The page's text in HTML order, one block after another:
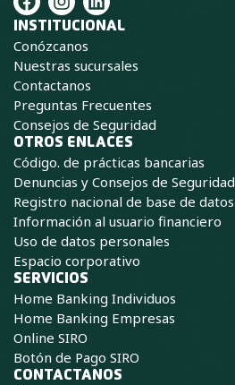
a
c
e
b
o
o
k
n
s
t
a
g
r
a
m
i
n
e
i
n
INSTITUCIONAL
Conózcanos
Nuestras sucursales
Contactanos
Preguntas Frecuentes
Consejos de Seguridad
OTROS ENLACES
Código. de prácticas bancarias
Denuncias y Consejos de Seguridad
Registro nacional de base de datos
Información al usuario financiero
Uso de datos personales
Espacio corporativo
SERVICIOS
Home Banking Individuos
Home Banking Empresas
Online SIRO
Botón de Pago SIRO
CONTACTANOS